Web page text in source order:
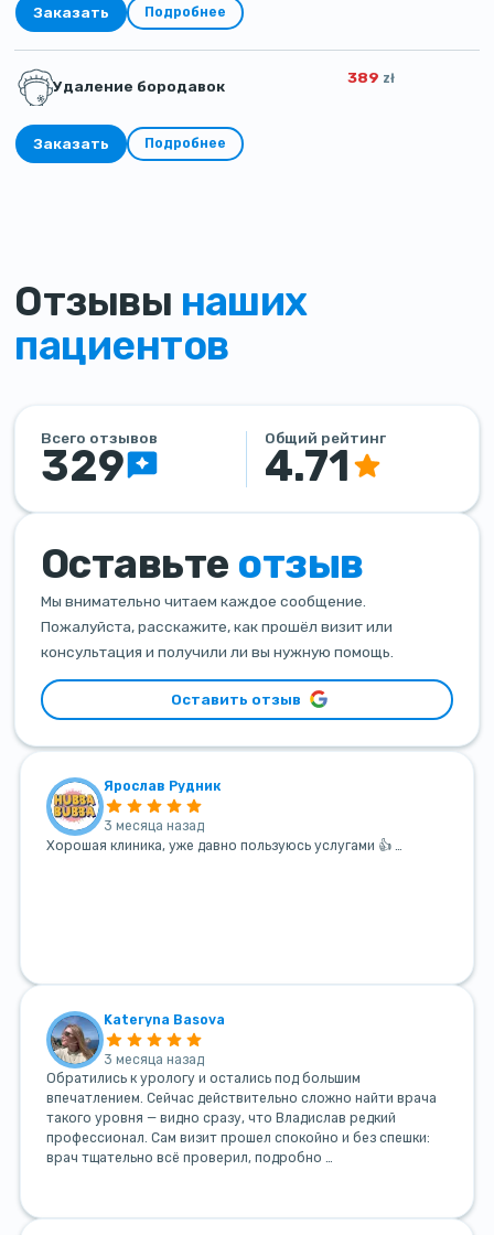
Заказать Подробнее
Удаление бородавок 389 zł
Заказать Подробнее
Отзывы наших
пациентов
Всего отзывов
329
Общий рейтинг
4.71
Оставьте отзыв
Мы внимательно читаем каждое сообщение.
Пожалуйста, расскажите, как прошёл визит или
консультация и получили ли вы нужную помощь.
Оставить отзыв
Ярослав Рудник
3 месяца назад
Хорошая клиника, уже давно пользуюсь услугами 👍 …
Kateryna Basova
3 месяца назад
Обратились к урологу и остались под большим
впечатлением. Сейчас действительно сложно найти врача
такого уровня — видно сразу, что Владислав редкий
профессионал. Сам визит прошел спокойно и без спешки:
врач тщательно всё проверил, подробно …